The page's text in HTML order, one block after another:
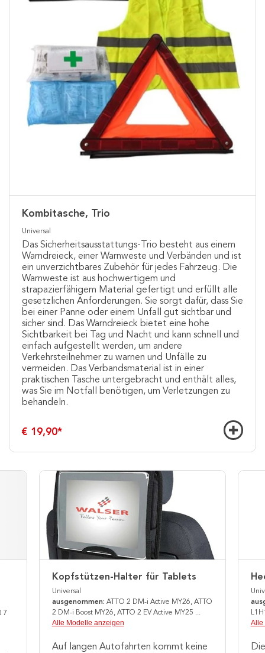
Kombitasche, Trio
Universal
Das Sicherheitsausstattungs-Trio besteht aus einem
Warndreieck, einer Warnweste und Verbänden und ist
ein unverzichtbares Zubehör für jedes Fahrzeug. Die
Warnweste ist aus hochwertigem und
strapazierfähigem Material gefertigt und erfüllt alle
gesetzlichen Anforderungen. Sie sorgt dafür, dass Sie
bei einer Panne oder einem Unfall gut sichtbar und
sicher sind. Das Warndreieck bietet eine hohe
Sichtbarkeit bei Tag und Nacht und kann schnell und
einfach aufgestellt werden, um andere
Verkehrsteilnehmer zu warnen und Unfälle zu
vermeiden. Das Verbandsmaterial ist in einer
praktischen Tasche untergebracht und enthält alles,
was Sie im Notfall benötigen, um Verletzungen zu
behandeln.
€ 19,90*
7
Kopfstützen-Halter für Tablets
Universal
ausgenommen: ATTO 2 DM-i Active MY26, ATTO
2 DM-i Boost MY26, ATTO 2 EV Active MY25 ...
Alle Modelle anzeigen
Auf langen Autofahrten kommt keine
Alle